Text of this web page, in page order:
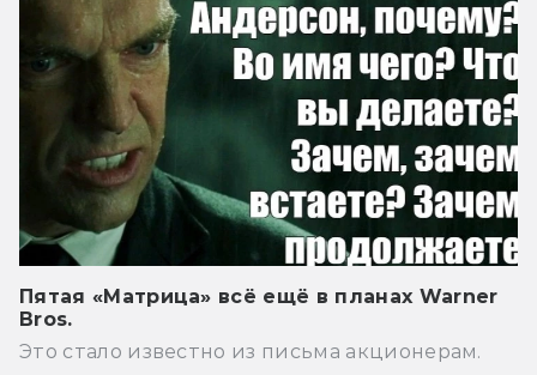
Пятая «Матрица» всё ещё в планах Warner
Bros.
Это стало известно из письма акционерам.